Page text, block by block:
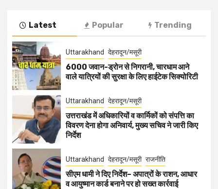
Latest Popular Trending
Uttarakhand देहरादून/मसूरी
6000 जवान-ड्रोन से निगरानी, चारधाम आने
वाले यात्रियों की सुरक्षा के लिए हाईटेक सिक्योरिटी
Uttarakhand देहरादून/मसूरी
उत्तराखंड में अधिकारियों व कार्मिकों को संपत्ति का
विवरण देना होगा अनिवार्य, मुख्य सचिव ने जारी किए
निर्देश
Uttarakhand देहरादून/मसूरी राजनीति
सीएम धामी ने दिए निर्देश– अपात्रों के राशन, आधार
व आयुष्मान कार्ड बनाने पर हो सख्त कार्रवाई